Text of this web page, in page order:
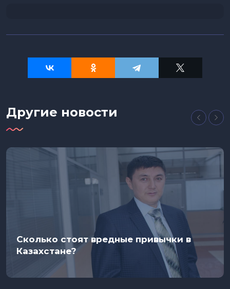
Другие новости
Сколько стоят вредные привычки в
Казахстане?